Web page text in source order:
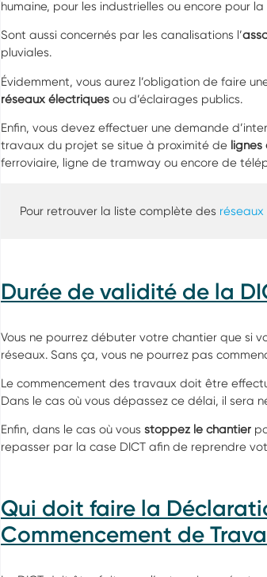
humaine, pour les industrielles ou encore pour
Sont aussi concernés par les canalisations l’
pluviales.
Évidemment, vous aurez l’obligation de faire
réseaux électriques ou d’éclairages publics.
Enfin, vous devez effectuer une demande
travaux du projet se situe à proximité de lignes
ferroviaire, ligne de tramway ou encore de
Pour retrouver la liste complète des réseaux
Durée de validité de la
Vous ne pourrez débuter votre chantier que si
réseaux. Sans ça, vous ne pourrez pas
Le commencement des travaux doit être
Dans le cas où vous dépassez ce délai, il sera
Enfin, dans le cas où vous stoppez le chantier
repasser par la case DICT afin de reprendre
Qui doit faire la
Commencement de